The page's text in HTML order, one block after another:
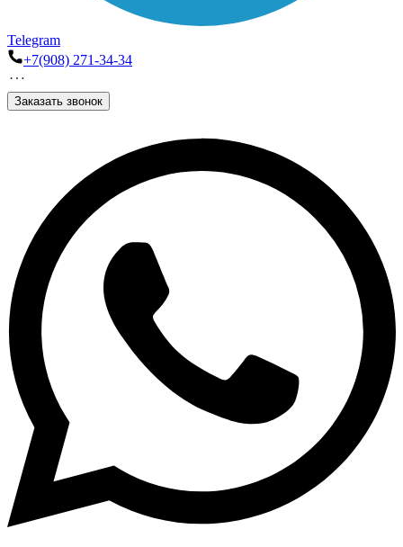
Telegram
+7(908) 271-34-34
Заказать звонок